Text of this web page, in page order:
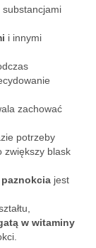
substancjami
i innymi
zachować
potrzeby
zwiększy blask
paznokcia jest
w witaminy